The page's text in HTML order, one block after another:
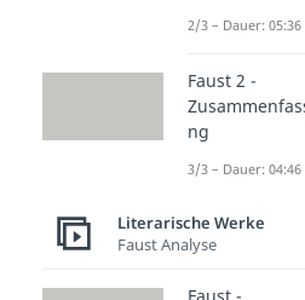
Kleist
Die Klassik
„Wahren,
suchte
nutzte zwar
von den
2/3 – Dauer: 05:36
Faust 2 -
ng
3/3 – Dauer: 04:46
Literarische Werke
Faust Analyse